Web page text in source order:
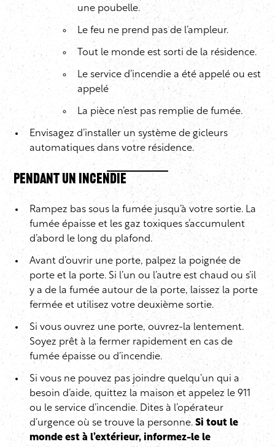
une poubelle.
Le feu ne prend pas de l’ampleur.
Tout le monde est sorti de la résidence.
Le service d’incendie a été appelé ou est
appelé
La pièce n’est pas remplie de fumée.
Envisagez d’installer un système de gicleurs
automatiques dans votre résidence.
Pendant un incendie
Rampez bas sous la fumée jusqu’à votre sortie. La
fumée épaisse et les gaz toxiques s’accumulent
d’abord le long du plafond.
Avant d’ouvrir une porte, palpez la poignée de
porte et la porte. Si l’un ou l’autre est chaud ou s’il
y a de la fumée autour de la porte, laissez la porte
fermée et utilisez votre deuxième sortie.
Si vous ouvrez une porte, ouvrez-la lentement.
Soyez prêt à la fermer rapidement en cas de
fumée épaisse ou d’incendie.
Si vous ne pouvez pas joindre quelqu’un qui a
besoin d’aide, quittez la maison et appelez le 911
ou le service d’incendie. Dites à l’opérateur
d’urgence où se trouve la personne.Si tout le
monde est à l’extérieur, informez-le le